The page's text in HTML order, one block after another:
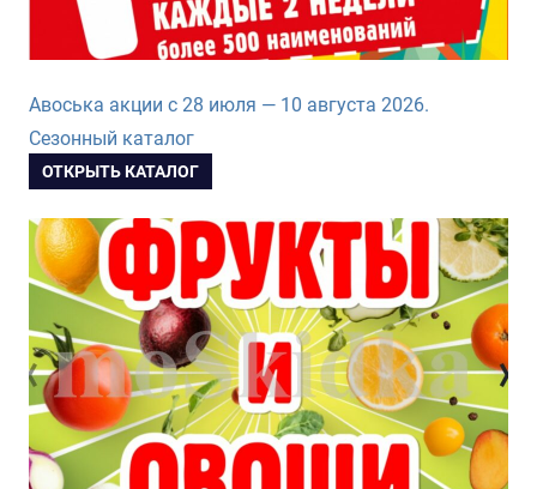
Авоська акции с 28 июля — 10 августа 2026.
Сезонный каталог
ОТКРЫТЬ КАТАЛОГ